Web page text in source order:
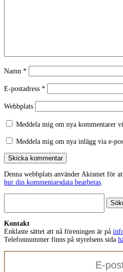
Namn *
E-postadress *
Webbplats
Meddela mig om nya kommentarer
Meddela mig om nya inlägg via e-
Skicka kommentar
Denna webbplats använder Akismet för
hur din kommentarsdata bearbetas
Kontakt
Enklaste sättet att nå föreningen är på
Telefonnummer finns på styrelsens sida
E-